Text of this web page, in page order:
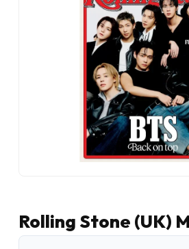
Rolling Stone (UK)